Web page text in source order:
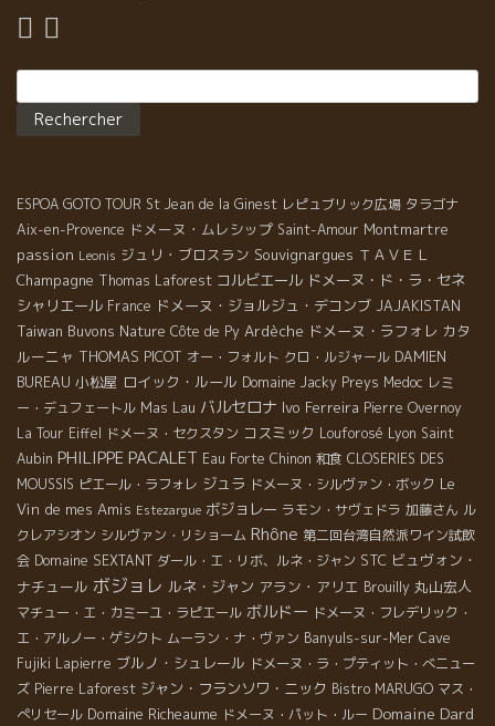
ESPOA GOTO TOUR St Jean de la Ginest レピュブリック広場 タラゴナ
Aix-en-Provence ドメーヌ・ムレシップ Saint-Amour Montmartre
passion Leonis ジュリ・ブロスラン Souvignargues ＴＡＶＥＬ
Champagne Thomas Laforest コルビエール ドメーヌ・ド・ラ・セネ
シャリエール France ドメーヌ・ジョルジュ・デコンブ JAJAKISTAN
Taiwan Buvons Nature Côte de Py Ardèche ドメーヌ・ラフォレ カタ
ルーニャ THOMAS PICOT オー・フォルト クロ・ルジャール DAMIEN
BUREAU 小松屋 ロイック・ルール Domaine Jacky Preys Medoc レミ
ー・デュフェートル Mas Lau バルセロナ Ivo Ferreira Pierre Overnoy
La Tour Eiffel ドメーヌ・セクスタン コスミック Louforosé Lyon Saint
Aubin PHILIPPE PACALET Eau Forte Chinon 和食 CLOSERIES DES
MOUSSIS ピエール・ラフォレ ジュラ ドメーヌ・シルヴァン・ボック Le
Vin de mes Amis Estezargue ボジョレー ラモン・サヴェドラ 加藤さん ル
クレアシオン シルヴァン・リショーム Rhône 第二回台湾自然派ワイン試飲
会 Domaine SEXTANT ダール・エ・リボ、ルネ・ジャン STC ビュヴォン・
ナチュール ボジョレ ルネ・ジャン アラン・アリエ Brouilly 丸山宏人
マチュー・エ・カミーユ・ラピエール ボルドー ドメーヌ・フレデリック・
エ・アルノー・ゲシクト ムーラン・ナ・ヴァン Banyuls-sur-Mer Cave
Fujiki Lapierre ブルノ・シュレール ドメーヌ・ラ・プティット・べニュー
ズ Pierre Laforest ジャン・フランソワ・ニック Bistro MARUGO マス・
ぺリセール Domaine Richeaume ドメーヌ・パット・ルー Domaine Dard